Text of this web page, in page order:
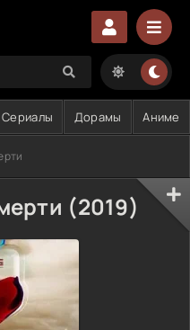
Сериалы Дорамы Аниме
(2019)